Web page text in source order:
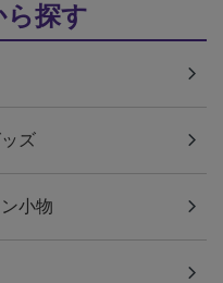
ら探す
ズ
小物